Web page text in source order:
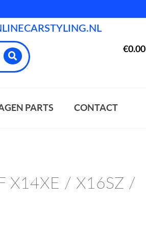
€0.00
PARTS CONTACT
X14XE / X16SZ /